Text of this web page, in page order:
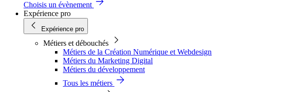
Choisis un évènement
Expérience pro
Expérience pro
Métiers et débouchés
Métiers de la Création Numérique et Webdesign
Métiers du Marketing Digital
Métiers du développement
Tous les métiers